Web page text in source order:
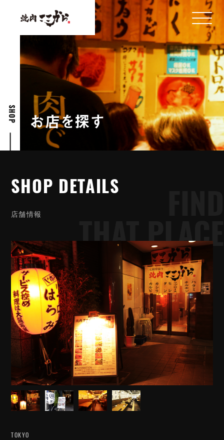
お店を探す
SHOP
SHOP DETAILS
SHOP DETAILS
店舗情報
TOKYO
THAT PLACE